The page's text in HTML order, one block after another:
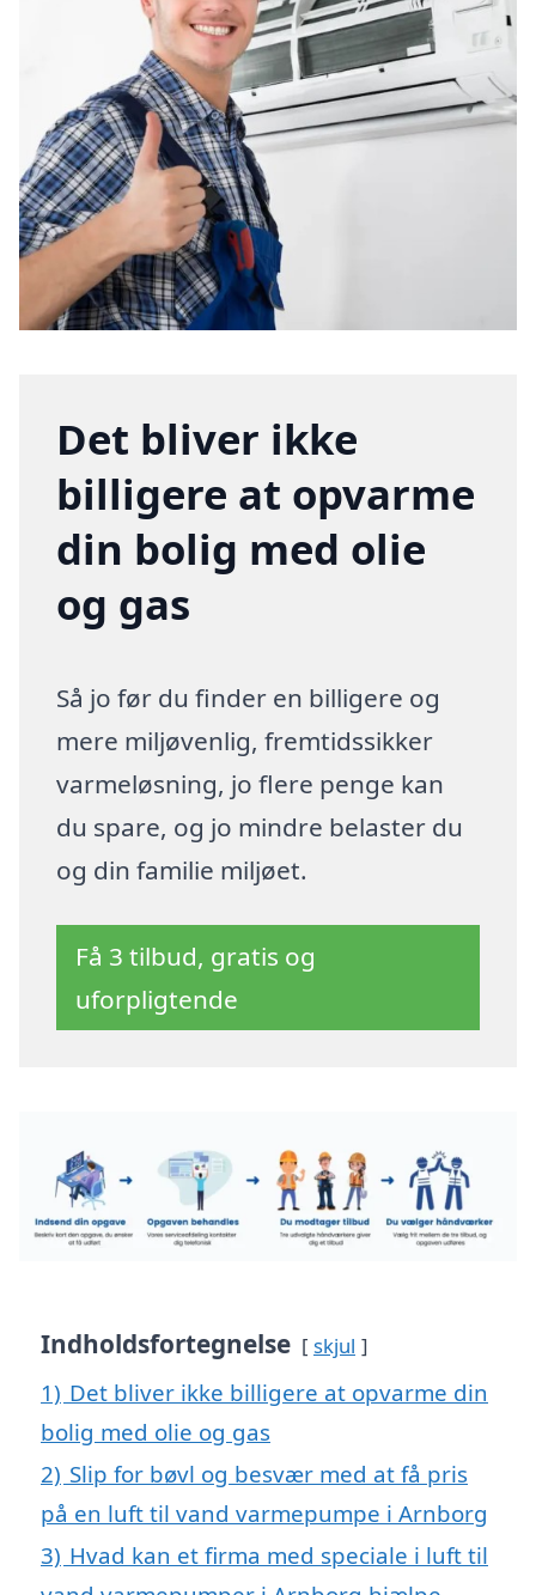
Det bliver ikke
billigere at opvarme
din bolig med olie
og gas
Så jo før du finder en billigere og
mere miljøvenlig, fremtidssikker
varmeløsning, jo flere penge kan
du spare, og jo mindre belaster du
og din familie miljøet.
Få 3 tilbud, gratis og
uforpligtende
Indholdsfortegnelse skjul
1) Det bliver ikke billigere at opvarme din
bolig med olie og gas
2) Slip for bøvl og besvær med at få pris
på en luft til vand varmepumpe i Arnborg
3) Hvad kan et firma med speciale i luft til